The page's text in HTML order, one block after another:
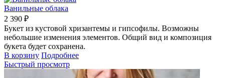
Ванильные облака
2 390 ₽
Букет из кустовой хризантемы и гипсофилы. Возможны
небольшие изменения элементов. Общий вид и композиция
букета будет сохранена.
В корзину Подробнее
Быстрый просмотр